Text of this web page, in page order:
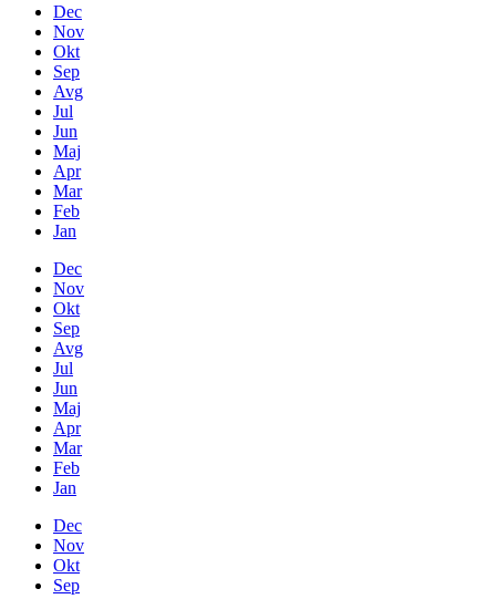
Dec
Nov
Okt
Sep
Avg
Jul
Jun
Maj
Apr
Mar
Feb
Jan
Dec
Nov
Okt
Sep
Avg
Jul
Jun
Maj
Apr
Mar
Feb
Jan
Dec
Nov
Okt
Sep